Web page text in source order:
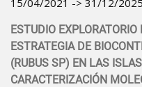
ESTUDIO
ESTRATEGIA DE
(RUBUS SP) EN LAS
CARACTERIZACIÓN